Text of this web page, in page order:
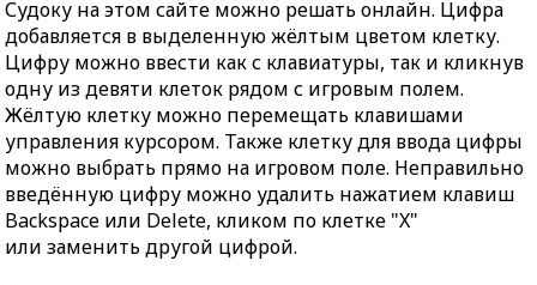
Судоку на этом сайте можно решать онлайн. Цифра
добавляется в выделенную жёлтым цветом клетку.
Цифру можно ввести как с клавиатуры, так и кликнув
одну из девяти клеток рядом с игровым полем.
Жёлтую клетку можно перемещать клавишами
управления курсором. Также клетку для ввода цифры
можно выбрать прямо на игровом поле. Неправильно
введённую цифру можно удалить нажатием клавиш
Backspace или Delete, кликом по клетке "X"
или заменить другой цифрой.